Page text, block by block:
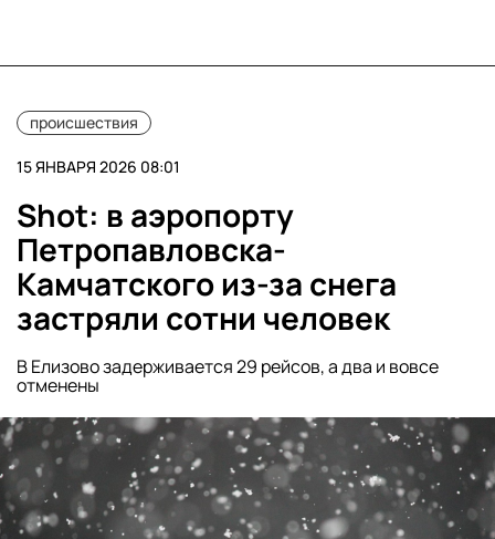
происшествия
15 ЯНВАРЯ 2026 08:01
Shot: в аэропорту
Петропавловска-
Камчатского из-за снега
застряли сотни человек
В Елизово задерживается 29 рейсов, а два и вовсе
отменены